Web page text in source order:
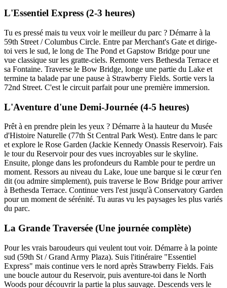
L'Essentiel Express (2-3 heures)
Tu es pressé mais tu veux voir le meilleur du parc ? Démarre à la
59th Street / Columbus Circle. Entre par Merchant's Gate et dirige-
toi vers le sud, le long de The Pond et Gapstow Bridge pour une
vue classique sur les gratte-ciels. Remonte vers Bethesda Terrace et
sa Fontaine. Traverse le Bow Bridge, longe une partie du Lake et
termine ta balade par une pause à Strawberry Fields. Sortie vers la
72nd Street. C'est le circuit parfait pour une première immersion.
L'Aventure d'une Demi-Journée (4-5 heures)
Prêt à en prendre plein les yeux ? Démarre à la hauteur du Musée
d'Histoire Naturelle (77th St Central Park West). Entre dans le parc
et explore le Rose Garden (Jackie Kennedy Onassis Reservoir). Fais
le tour du Reservoir pour des vues incroyables sur le skyline.
Ensuite, plonge dans les profondeurs du Ramble pour te perdre un
moment. Ressors au niveau du Lake, loue une barque si le cœur t'en
dit (ou admire simplement), puis traverse le Bow Bridge pour arriver
à Bethesda Terrace. Continue vers l'est jusqu'à Conservatory Garden
pour un moment de sérénité. Tu auras vu les paysages les plus variés
du parc.
La Grande Traversée (Une journée complète)
Pour les vrais baroudeurs qui veulent tout voir. Démarre à la pointe
sud (59th St / Grand Army Plaza). Suis l'itinéraire "Essentiel
Express" mais continue vers le nord après Strawberry Fields. Fais
une boucle autour du Reservoir, puis aventure-toi dans le North
Woods pour découvrir la partie la plus sauvage. Descends vers le